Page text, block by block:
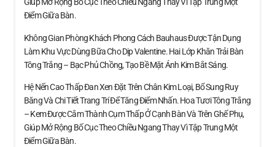
Giúp Mở Rộng Bố Cục Theo Chiều Ngang Thay Vì Tập Trung Một
Điểm Giữa Bàn.
Không Gian Phòng Khách Phong Cách Bauhaus Được Tận Dụng
Làm Khu Vực Dùng Bữa Cho Dịp Valentine. Hai Lớp Khăn Trải Bàn
Tông Trắng – Bạc Phủ Chồng, Tạo Bề Mặt Ánh Kim Bắt Sáng.
Hệ Nến Cao Thấp Đan Xen Đặt Trên Chân Kim Loại, Bổ Sung Ruy
Băng Và Chi Tiết Trang Trí Để Tăng Điểm Nhấn. Hoa Tươi Tông Trắng
– Kem Được Cắm Thành Cụm Thấp Ở Cạnh Bàn Và Trên Ghế Phụ,
Giúp Mở Rộng Bố Cục Theo Chiều Ngang Thay Vì Tập Trung Một
Điểm Giữa Bàn.